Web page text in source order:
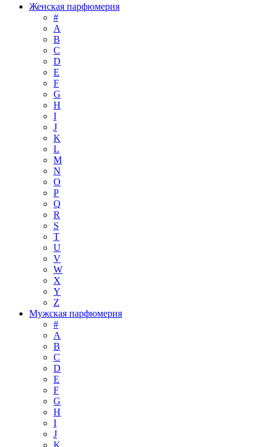
Женская парфюмерия
#
А
B
C
D
E
F
G
H
I
J
K
L
M
N
O
P
Q
R
S
T
U
V
W
X
Y
Z
Мужская парфюмерия
#
A
B
C
D
E
F
G
H
I
J
K